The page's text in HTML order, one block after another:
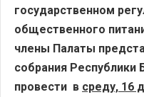
государственном
общественного
члены Палаты
собрания Республики
провести в среду, 16